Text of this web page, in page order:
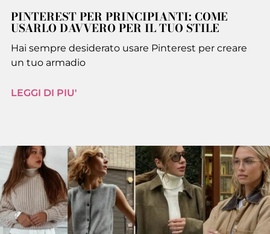
PINTEREST PER PRINCIPIANTI: COME
USARLO DAVVERO PER IL TUO STILE
Hai sempre desiderato usare Pinterest per creare
un tuo armadio
LEGGI DI PIU'